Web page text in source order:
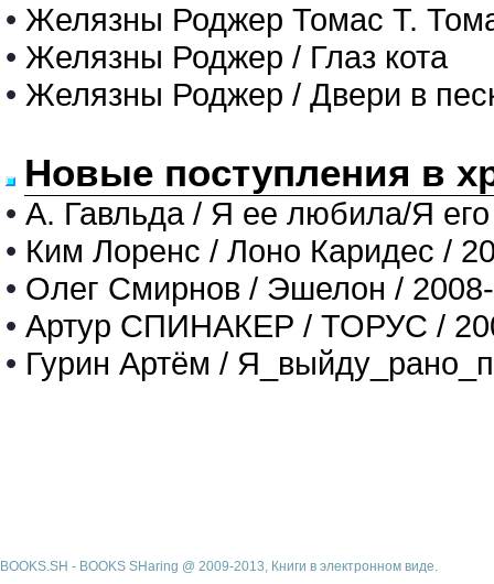
• Желязны Роджер Томас Т.
• Желязны Роджер / Глаз кота
• Желязны Роджер / Двери в
Новые поступления в
• А. Гавльда / Я ее любила/Я
• Ким Лоренс / Лоно Каридес /
• Олег Смирнов / Эшелон /
• Артур СПИНАКЕР / ТОРУС /
• Гурин Артём /
BOOKS.SH - BOOKS SHaring @ 2009-2013, Книги в электронном виде.